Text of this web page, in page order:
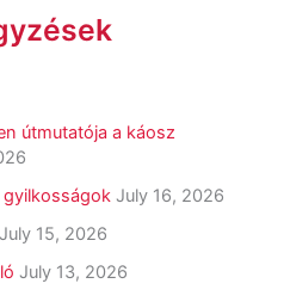
útmutatója a káosz
gyilkosságok July 16, 2026
July 15, 2026
July 13, 2026